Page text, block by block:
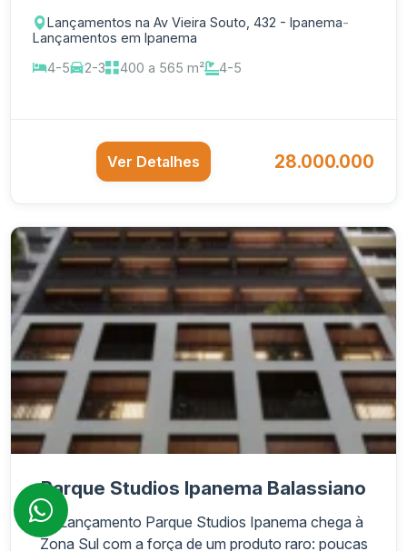
Lançamentos na Av Vieira Souto, 432 - Ipanema-
Lançamentos em Ipanema
4-5
2-3 400 a 565 m² 4-5
Ver Detalhes 28.000.000
Parque Studios Ipanema Balassiano
O Lançamento Parque Studios Ipanema chega à
Zona Sul com a força de um produto raro: poucas